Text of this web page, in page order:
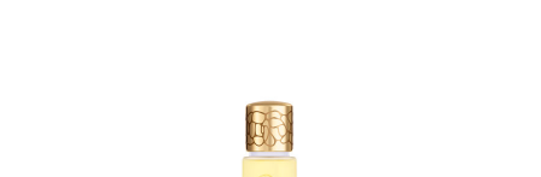
Подробнее